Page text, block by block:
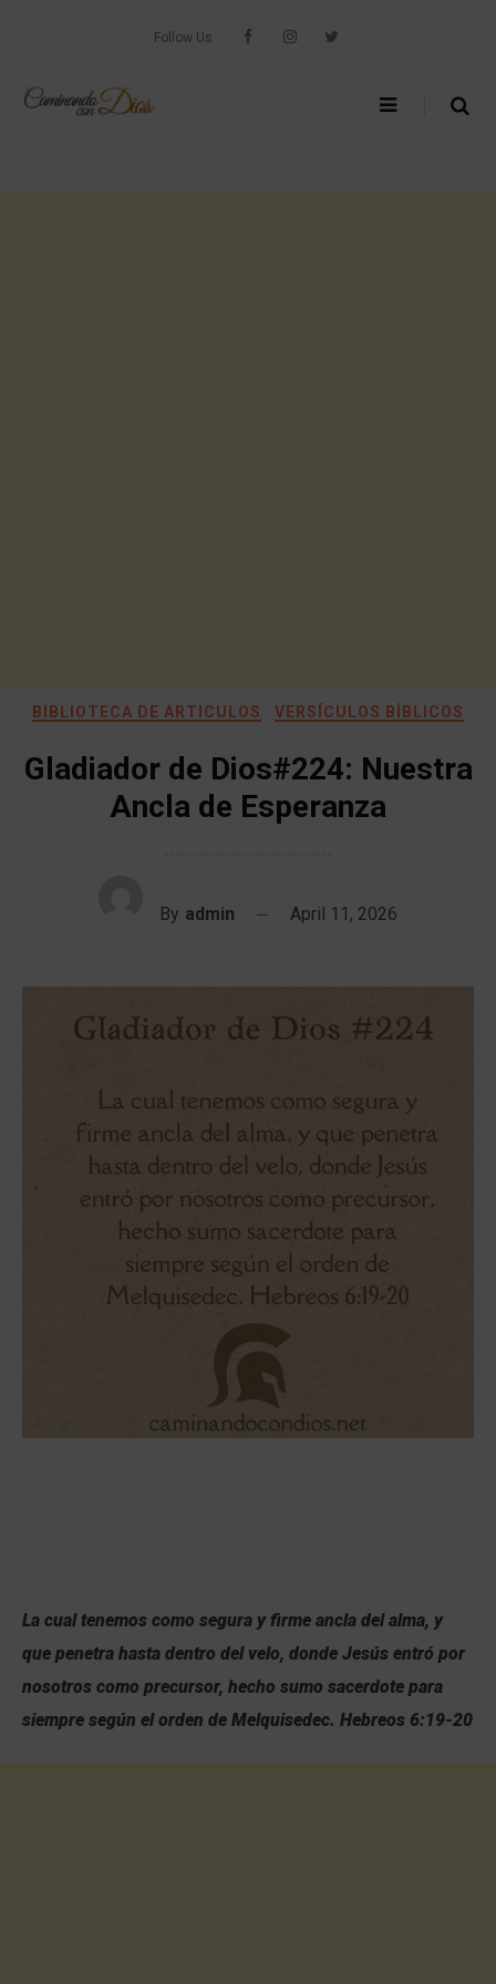
Follow Us
BIBLIOTECA DE ARTICULOS VERSÍCULOS BÍBLICOS
Gladiador de Dios#224: Nuestra
Ancla de Esperanza
By admin April 11, 2026
La cual tenemos como segura y firme ancla del alma, y
que penetra hasta dentro del velo, donde Jesús entró por
nosotros como precursor, hecho sumo sacerdote para
siempre según el orden de Melquisedec. Hebreos 6:19-20